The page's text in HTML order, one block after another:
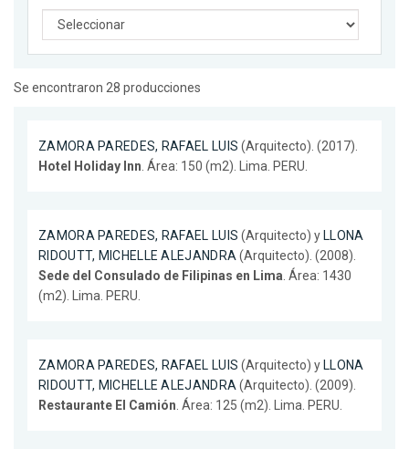
Se encontraron 28 producciones
ZAMORA PAREDES, RAFAEL LUIS (Arquitecto). (2017).
Hotel Holiday Inn. Área: 150 (m2). Lima. PERU.
ZAMORA PAREDES, RAFAEL LUIS (Arquitecto) y LLONA
RIDOUTT, MICHELLE ALEJANDRA(Arquitecto). (2008).
Sede del Consulado de Filipinas en Lima. Área: 1430
(m2). Lima. PERU.
ZAMORA PAREDES, RAFAEL LUIS (Arquitecto) y LLONA
RIDOUTT, MICHELLE ALEJANDRA(Arquitecto). (2009).
Restaurante El Camión. Área: 125 (m2). Lima. PERU.